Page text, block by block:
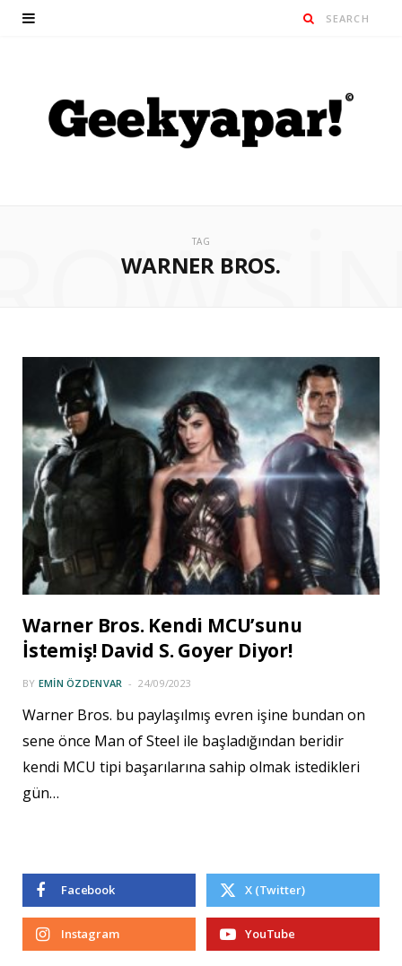
TAG
WARNER BROS.
Warner Bros. Kendi MCU’sunu
İstemiş! David S. Goyer Diyor!
BY EMIN ÖZDENVAR 24/09/2023
Warner Bros. bu paylaşılmış evren işine bundan on
sene önce Man of Steel ile başladığından beridir
kendi MCU tipi başarılarına sahip olmak istedikleri
gün…
Facebook X (Twitter)
Instagram YouTube